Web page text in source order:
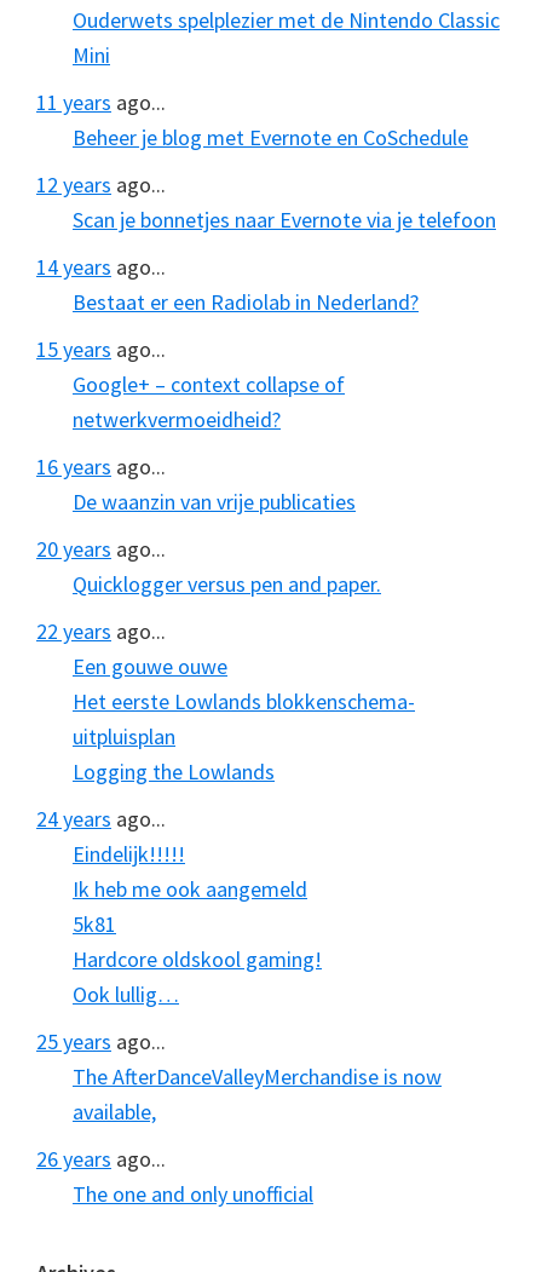
Ouderwets spelplezier met de Nintendo Classic
Mini
11 years ago...
Beheer je blog met Evernote en CoSchedule
12 years ago...
Scan je bonnetjes naar Evernote via je telefoon
14 years ago...
Bestaat er een Radiolab in Nederland?
15 years ago...
Google+ – context collapse of
netwerkvermoeidheid?
16 years ago...
De waanzin van vrije publicaties
20 years ago...
Quicklogger versus pen and paper.
22 years ago...
Een gouwe ouwe
Het eerste Lowlands blokkenschema-
uitpluisplan
Logging the Lowlands
24 years ago...
Eindelijk!!!!!
Ik heb me ook aangemeld
5k81
Hardcore oldskool gaming!
Ook lullig…
25 years ago...
The AfterDanceValleyMerchandise is now
available,
26 years ago...
The one and only unofficial